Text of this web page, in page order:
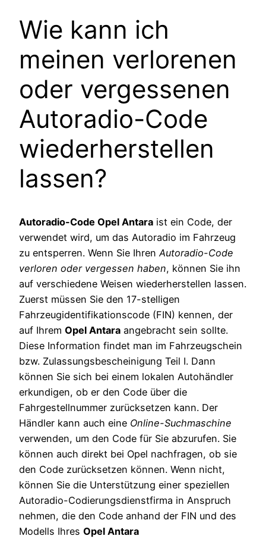
Wie kann ich
meinen verlorenen
oder vergessenen
Autoradio-Code
wiederherstellen
lassen?
Autoradio-Code Opel Antara ist ein Code, der
verwendet wird, um das Autoradio im Fahrzeug
zu entsperren. Wenn Sie Ihren Autoradio-Code
verloren oder vergessen haben, können Sie ihn
auf verschiedene Weisen wiederherstellen lassen.
Zuerst müssen Sie den 17-stelligen
Fahrzeugidentifikationscode (FIN) kennen, der
auf Ihrem Opel Antara angebracht sein sollte.
Diese Information findet man im Fahrzeugschein
bzw. Zulassungsbescheinigung Teil I. Dann
können Sie sich bei einem lokalen Autohändler
erkundigen, ob er den Code über die
Fahrgestellnummer zurücksetzen kann. Der
Händler kann auch eine Online-Suchmaschine
verwenden, um den Code für Sie abzurufen. Sie
können auch direkt bei Opel nachfragen, ob sie
den Code zurücksetzen können. Wenn nicht,
können Sie die Unterstützung einer speziellen
Autoradio-Codierungsdienstfirma in Anspruch
nehmen, die den Code anhand der FIN und des
Modells Ihres Opel Antara